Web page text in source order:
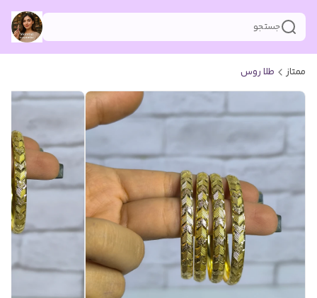
جستجو
ممتاز طلا روس